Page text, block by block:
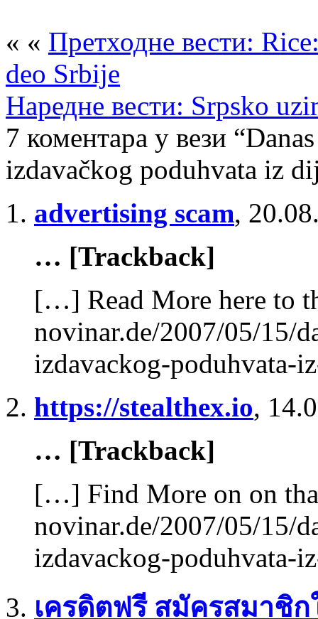
« « Претходне вести:
deo Srbije
Наредне вести: Srpsko
7 коментара у вези
izdavačkog poduhvata iz
advertising scam,
… [Trackback]
[…] Read More here to
novinar.de/2007/05/15/
izdavackog-
https://stealthex.io,
… [Trackback]
[…] Find More on on
novinar.de/2007/05/15/
izdavackog-
เครดิตฟรี สมัครสมาชิก